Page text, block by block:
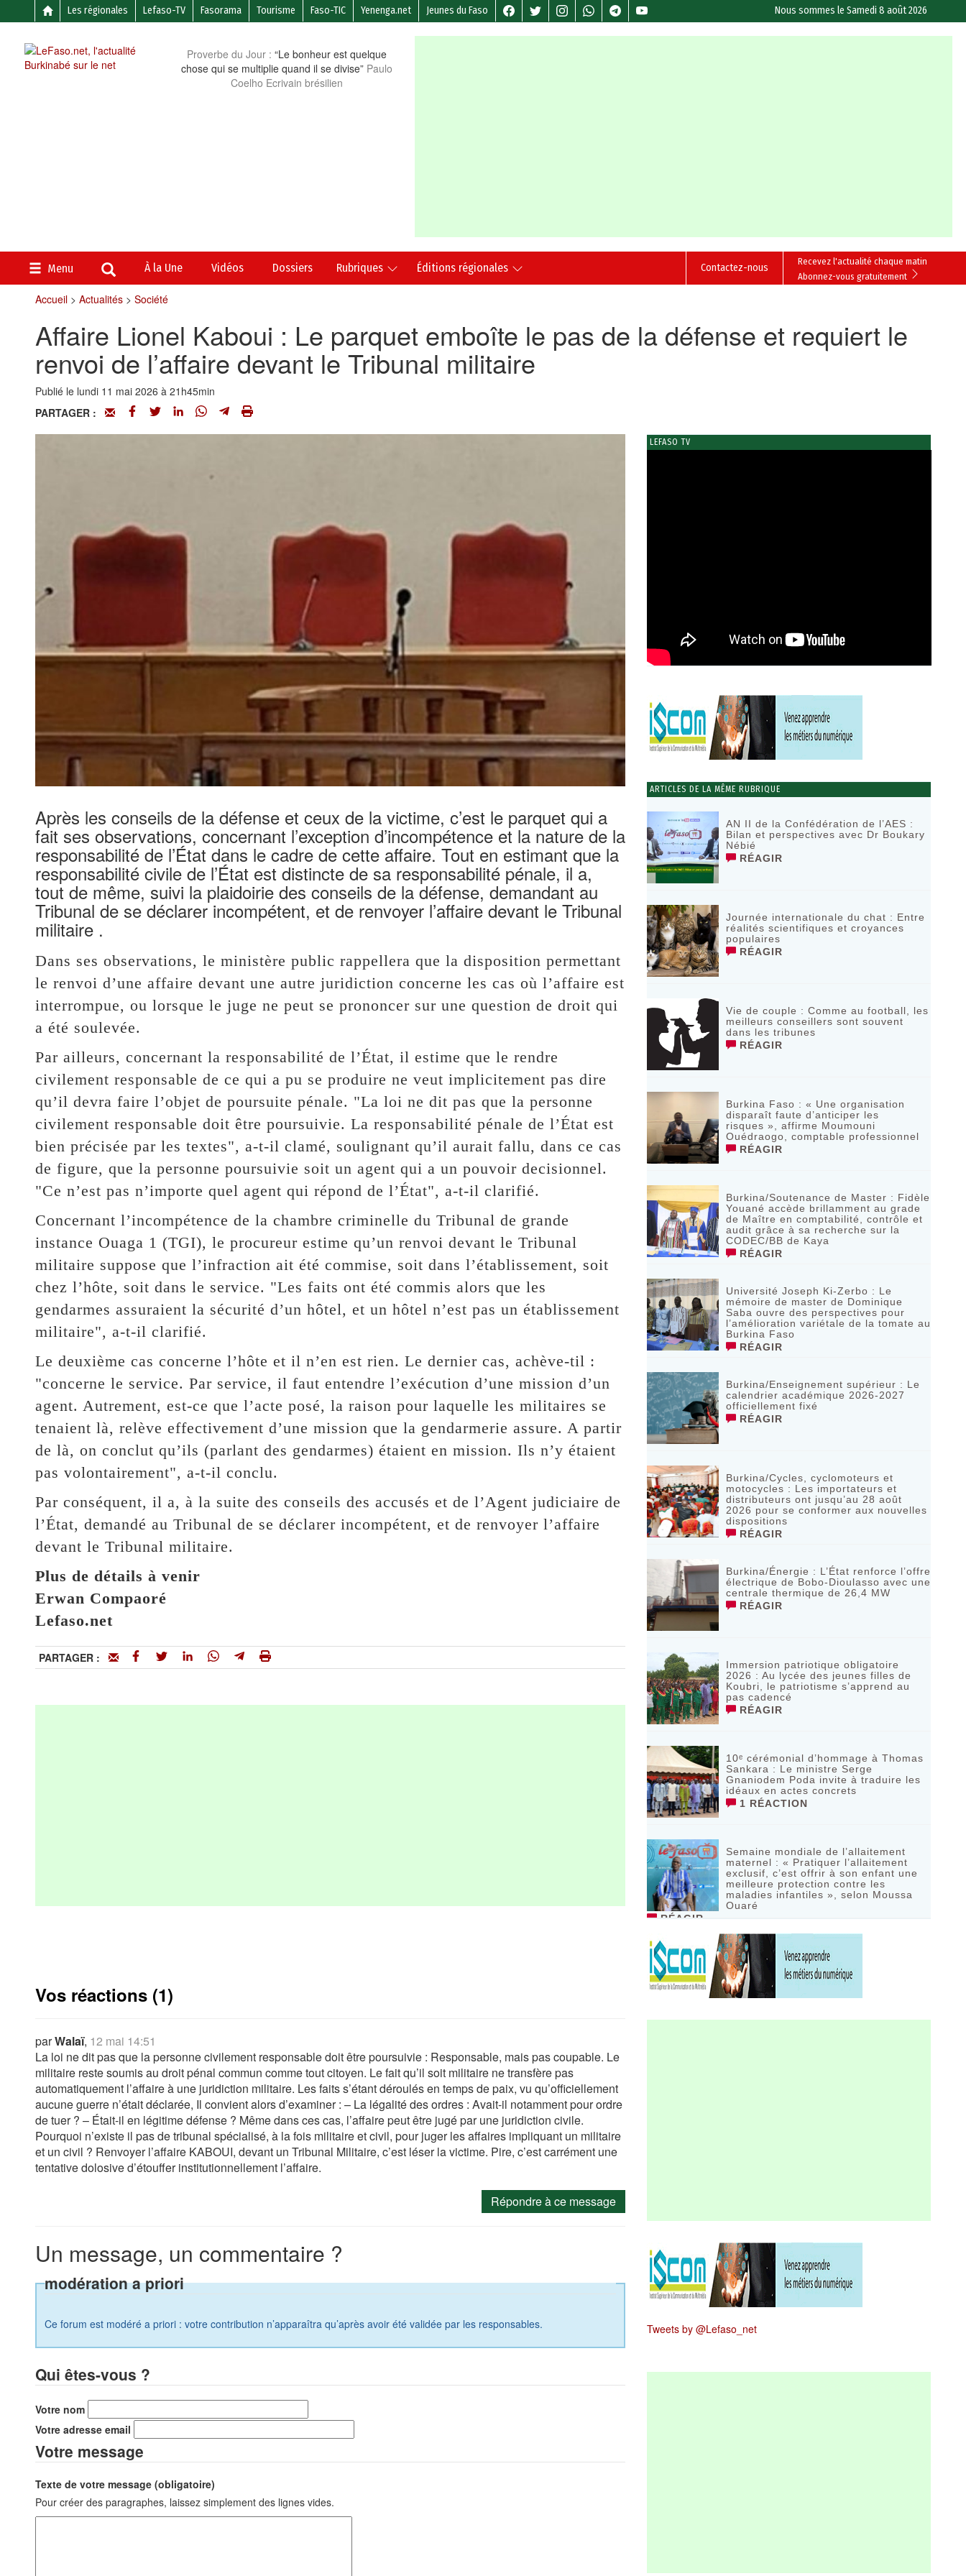
Les régionales Lefaso-TV Fasorama Tourisme Faso-TIC Yenenga.net Jeunes du Faso Nous sommes leSamedi 8 août 2026
Proverbe du Jour : “Le bonheur est quelque
chose qui se multiplie quand il se divise” Paulo
Coelho Ecrivain brésilien
Menu À la Une Vidéos Dossiers Rubriques Éditions régionales
Recevez l'actualité chaque matin
Abonnez-vous gratuitement
Contactez-nous
Accueil> Actualités> Société
Affaire Lionel Kaboui : Le parquet emboîte le pas de la défense et requiert le
renvoi de l’affaire devant le Tribunal militaire
Publié le lundi 11 mai 2026 à 21h45min
PARTAGER :
Après les conseils de la défense et ceux de la victime, c’est le parquet qui a
fait ses observations, concernant l’exception d’incompétence et la nature de la
responsabilité de l’État dans le cadre de cette affaire. Tout en estimant que la
responsabilité civile de l’État est distincte de sa responsabilité pénale, il a,
tout de même, suivi la plaidoirie des conseils de la défense, demandant au
Tribunal de se déclarer incompétent, et de renvoyer l’affaire devant le Tribunal
militaire .
Dans ses observations, le ministère public rappellera que la disposition permettant
le renvoi d’une affaire devant une autre juridiction concerne les cas où l’affaire est
interrompue, ou lorsque le juge ne peut se prononcer sur une question de droit qui
a été soulevée.
Par ailleurs, concernant la responsabilité de l’État, il estime que le rendre
civilement responsable de ce qui a pu se produire ne veut implicitement pas dire
qu’il devra faire l’objet de poursuite pénale. "La loi ne dit pas que la personne
civilement responsable doit être poursuivie. La responsabilité pénale de l’État est
bien précisée par les textes", a-t-il clamé, soulignant qu’il aurait fallu, dans ce cas
de figure, que la personne poursuivie soit un agent qui a un pouvoir decisionnel.
"Ce n’est pas n’importe quel agent qui répond de l’État", a-t-il clarifié.
Concernant l’incompétence de la chambre criminelle du Tribunal de grande
instance Ouaga 1 (TGI), le procureur estime qu’un renvoi devant le Tribunal
militaire suppose que l’infraction ait été commise, soit dans l’établissement, soit
chez l’hôte, soit dans le service. "Les faits ont été commis alors que les
gendarmes assuraient la sécurité d’un hôtel, et un hôtel n’est pas un établissement
militaire", a-t-il clarifié.
Le deuxième cas concerne l’hôte et il n’en est rien. Le dernier cas, achève-til :
"concerne le service. Par service, il faut entendre l’exécution d’une mission d’un
agent. Autrement, est-ce que l’acte posé, la raison pour laquelle les militaires se
tenaient là, relève effectivement d’une mission que la gendarmerie assure. A partir
de là, on conclut qu’ils (parlant des gendarmes) étaient en mission. Ils n’y étaient
pas volontairement", a-t-il conclu.
Par conséquent, il a, à la suite des conseils des accusés et de l’Agent judiciaire de
l’État, demandé au Tribunal de se déclarer incompétent, et de renvoyer l’affaire
devant le Tribunal militaire.
Plus de détails à venir
Erwan Compaoré
Lefaso.net
PARTAGER :
Vos réactions (1)
parWalaï, 12 mai 14:51
La loi ne dit pas que la personne civilement responsable doit être poursuivie : Responsable, mais pas coupable. Le
militaire reste soumis au droit pénal commun comme tout citoyen. Le fait qu’il soit militaire ne transfère pas
automatiquement l’affaire à une juridiction militaire. Les faits s’étant déroulés en temps de paix, vu qu’officiellement
aucune guerre n’était déclarée, Il convient alors d’examiner : – La légalité des ordres : Avait-il notamment pour ordre
de tuer ? – Était-il en légitime défense ? Même dans ces cas, l’affaire peut être jugé par une juridiction civile.
Pourquoi n’existe il pas de tribunal spécialisé, à la fois militaire et civil, pour juger les affaires impliquant un militaire
et un civil ? Renvoyer l’affaire KABOUI, devant un Tribunal Militaire, c’est léser la victime. Pire, c’est carrément une
tentative dolosive d’étouffer institutionnellement l’affaire.
Répondre à ce message
Un message, un commentaire ?
modération a priori
Ce forum est modéré a priori : votre contribution n’apparaîtra qu’après avoir été validée par les responsables.
Qui êtes-vous ?
Votre nom
Votre adresse email
Votre message
Texte de votre message (obligatoire)
Pour créer des paragraphes, laissez simplement des lignes vides.
LEFASO TV
ARTICLES DE LA MÊME RUBRIQUE
AN II de la Confédération de l’AES :
Bilan et perspectives avec Dr Boukary
Nébié
RÉAGIR
Journée internationale du chat : Entre
réalités scientifiques et croyances
populaires
RÉAGIR
Vie de couple : Comme au football, les
meilleurs conseillers sont souvent
dans les tribunes
RÉAGIR
Burkina Faso : « Une organisation
disparaît faute d’anticiper les
risques », affirme Moumouni
Ouédraogo, comptable professionnel
RÉAGIR
Burkina/Soutenance de Master : Fidèle
Youané accède brillamment au grade
de Maître en comptabilité, contrôle et
audit grâce à sa recherche sur la
CODEC/BB de Kaya
RÉAGIR
Université Joseph Ki-Zerbo : Le
mémoire de master de Dominique
Saba ouvre des perspectives pour
l’amélioration variétale de la tomate au
Burkina Faso
RÉAGIR
Burkina/Enseignement supérieur : Le
calendrier académique 2026-2027
officiellement fixé
RÉAGIR
Burkina/Cycles, cyclomoteurs et
motocycles : Les importateurs et
distributeurs ont jusqu’au 28 août
2026 pour se conformer aux nouvelles
dispositions
RÉAGIR
Burkina/Énergie : L’État renforce l’offre
électrique de Bobo-Dioulasso avec une
centrale thermique de 26,4 MW
RÉAGIR
Immersion patriotique obligatoire
2026 : Au lycée des jeunes filles de
Koubri, le patriotisme s’apprend au
pas cadencé
RÉAGIR
10ᵉ cérémonial d’hommage à Thomas
Sankara : Le ministre Serge
Gnaniodem Poda invite à traduire les
idéaux en actes concrets
1 RÉACTION
Semaine mondiale de l’allaitement
maternel : « Pratiquer l’allaitement
exclusif, c’est offrir à son enfant une
meilleure protection contre les
maladies infantiles », selon Moussa
Ouaré
RÉAGIR
Tweets by @Lefaso_net